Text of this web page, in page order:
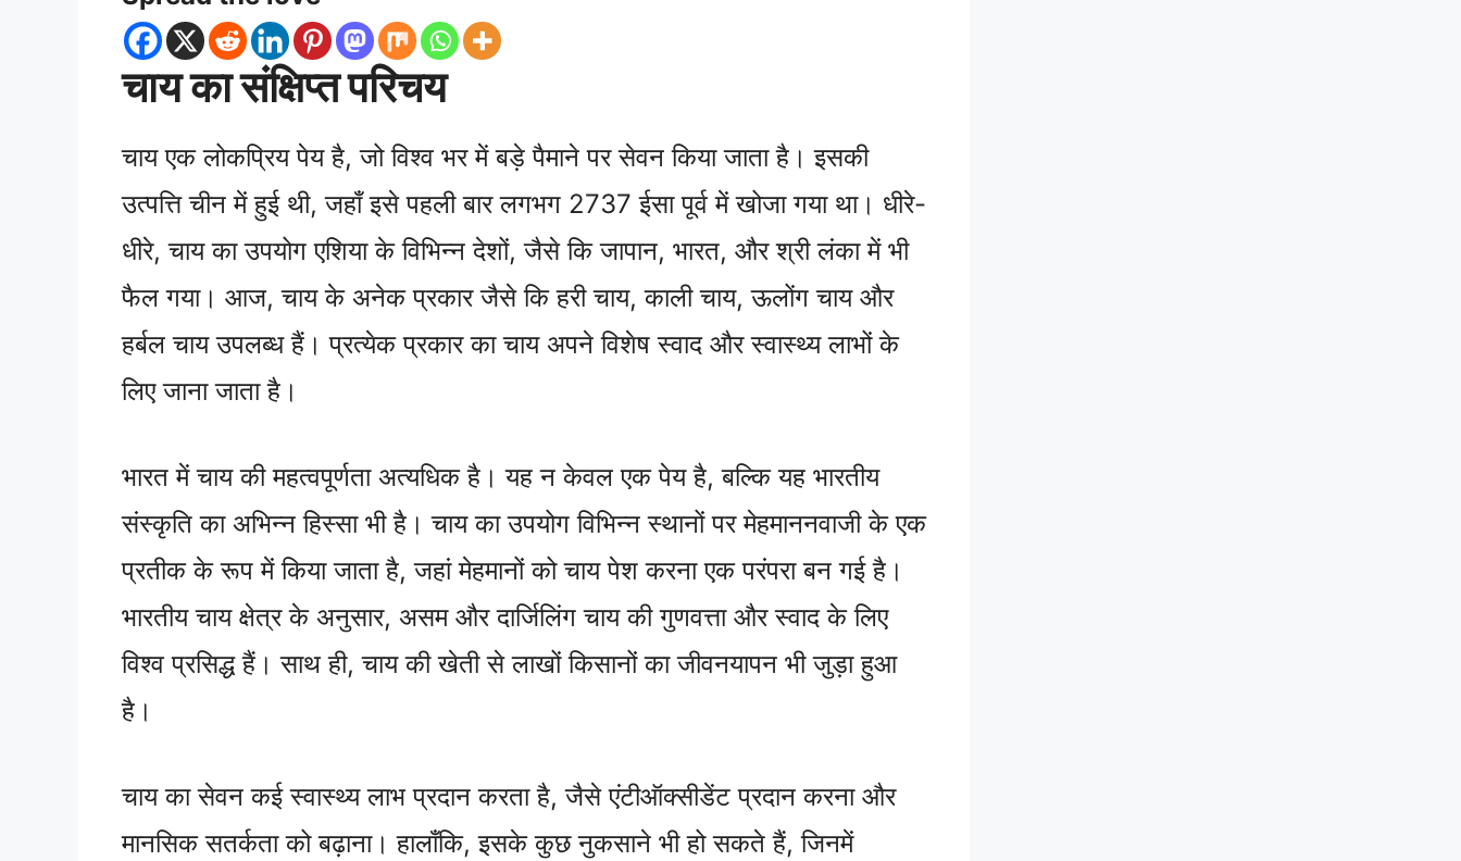
चाय का संक्षिप्त परिचय
चाय एक लोकप्रिय पेय है, जो विश्व भर में बड़े पैमाने पर सेवन किया जाता है। इसकी
उत्पत्ति चीन में हुई थी, जहाँ इसे पहली बार लगभग 2737 ईसा पूर्व में खोजा गया था। धीरे-
धीरे, चाय का उपयोग एशिया के विभिन्न देशों, जैसे कि जापान, भारत, और श्री लंका में भी
फैल गया। आज, चाय के अनेक प्रकार जैसे कि हरी चाय, काली चाय, ऊलोंग चाय और
हर्बल चाय उपलब्ध हैं। प्रत्येक प्रकार का चाय अपने विशेष स्वाद और स्वास्थ्य लाभों के
लिए जाना जाता है।
भारत में चाय की महत्वपूर्णता अत्यधिक है। यह न केवल एक पेय है, बल्कि यह भारतीय
संस्कृति का अभिन्न हिस्सा भी है। चाय का उपयोग विभिन्न स्थानों पर मेहमाननवाजी के एक
प्रतीक के रूप में किया जाता है, जहां मेहमानों को चाय पेश करना एक परंपरा बन गई है।
भारतीय चाय क्षेत्र के अनुसार, असम और दार्जिलिंग चाय की गुणवत्ता और स्वाद के लिए
विश्व प्रसिद्ध हैं। साथ ही, चाय की खेती से लाखों किसानों का जीवनयापन भी जुड़ा हुआ
है।
चाय का सेवन कई स्वास्थ्य लाभ प्रदान करता है, जैसे एंटीऑक्सीडेंट प्रदान करना और
मानसिक सतर्कता को बढ़ाना। हालाँकि, इसके कुछ नुकसाने भी हो सकते हैं, जिनमें